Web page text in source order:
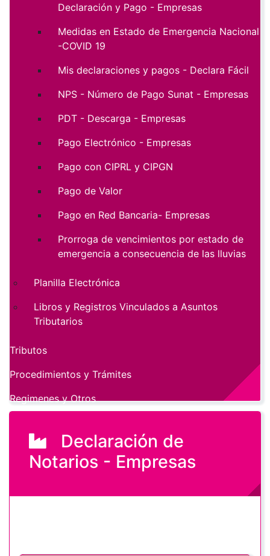
Declaración de
Notarios - Empresas
Declaración y Pago - Empresas
Medidas en Estado de Emergencia Nacional
-COVID 19
Mis declaraciones y pagos - Declara Fácil
NPS - Número de Pago Sunat - Empresas
PDT - Descarga - Empresas
Pago Electrónico - Empresas
Pago con CIPRL y CIPGN
Pago de Valor
Pago en Red Bancaria- Empresas
Prorroga de vencimientos por estado de
emergencia a consecuencia de las lluvias
Planilla Electrónica
Libros y Registros Vinculados a Asuntos
Tributarios
Tributos
Procedimientos y Trámites
Regimenes y Otros